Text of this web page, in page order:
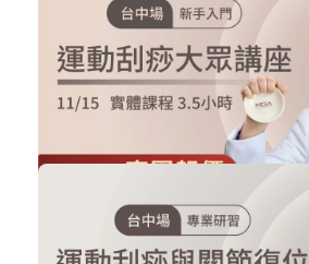
2026/08/16 高雄場-運動刮痧大眾
購買後有效期限：2026-08-16
811
3
2026/11/15 台中場-運動刮痧大眾
刮痧實體課程